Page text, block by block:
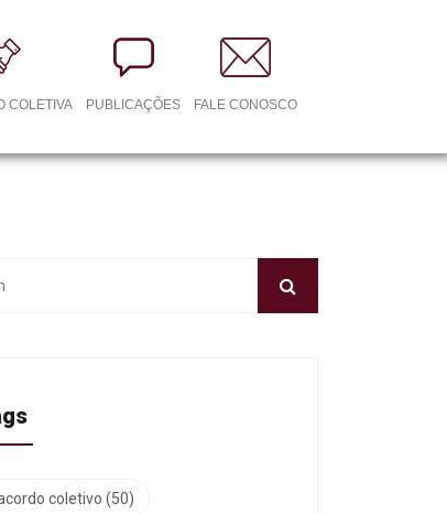
COLETIVA PUBLICAÇÕES FALE CONOSCO
coletivo (50)